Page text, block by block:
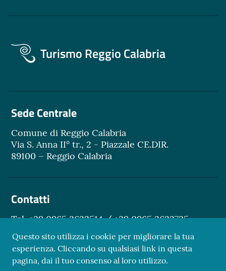
Turismo Reggio Calabria
Sede Centrale
Comune di Reggio Calabria
Via S. Anna II° tr., 2 - Piazzale CE.DIR.
89100 – Reggio Calabria
Contatti
Tel. +39 0965 3622514 / +39 0965 3622735
turismo@reggiocal.it
Questo sito utilizza i cookie per migliorare la tua
esperienza. Cliccando su qualsiasi link in questa
pagina, dai il tuo consenso al loro utilizzo.